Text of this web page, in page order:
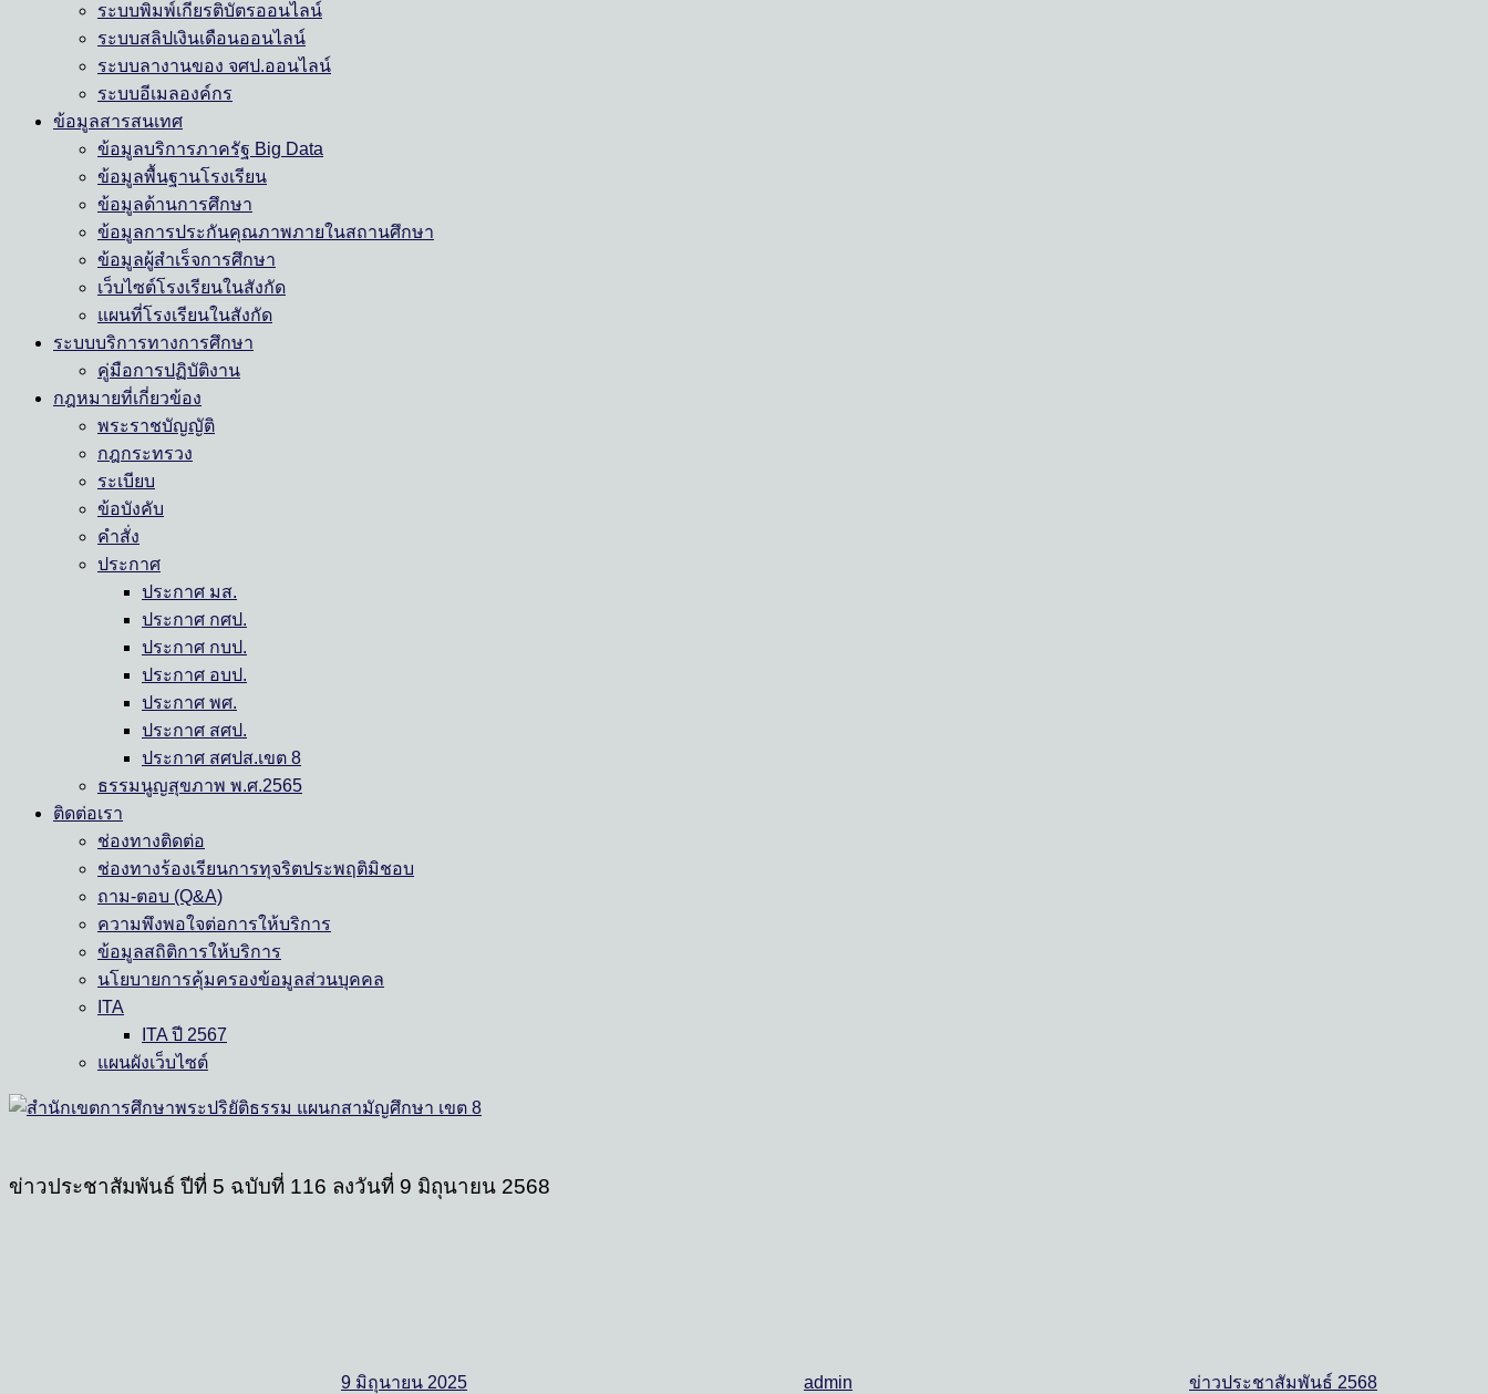
ระบบพิมพ์เกียรติบัตรออนไลน์
ระบบสลิปเงินเดือนออนไลน์
ระบบลางานของ จศป.ออนไลน์
ระบบอีเมลองค์กร
ข้อมูลสารสนเทศ
ข้อมูลบริการภาครัฐ Big Data
ข้อมูลพื้นฐานโรงเรียน
ข้อมูลด้านการศึกษา
ข้อมูลการประกันคุณภาพภายในสถานศึกษา
ข้อมูลผู้สำเร็จการศึกษา
เว็บไซต์โรงเรียนในสังกัด
แผนที่โรงเรียนในสังกัด
ระบบบริการทางการศึกษา
คู่มือการปฏิบัติงาน
กฎหมายที่เกี่ยวข้อง
พระราชบัญญัติ
กฎกระทรวง
ระเบียบ
ข้อบังคับ
คำสั่ง
ประกาศ
ประกาศ มส.
ประกาศ กศป.
ประกาศ กบป.
ประกาศ อบป.
ประกาศ พศ.
ประกาศ สศป.
ประกาศ สศปส.เขต 8
ธรรมนูญสุขภาพ พ.ศ.2565
ติดต่อเรา
ช่องทางติดต่อ
ช่องทางร้องเรียนการทุจริตประพฤติมิชอบ
ถาม-ตอบ (Q&A)
ความพึงพอใจต่อการให้บริการ
ข้อมูลสถิติการให้บริการ
นโยบายการคุ้มครองข้อมูลส่วนบุคคล
ITA
ITA ปี 2567
แผนผังเว็บไซต์
ข่าวประชาสัมพันธ์ ปีที่ 5 ฉบับที่ 116 ลงวันที่ 9 มิถุนายน 2568
9 มิถุนายน 2025 admin
ข่าวประชาสัมพันธ์ 2568